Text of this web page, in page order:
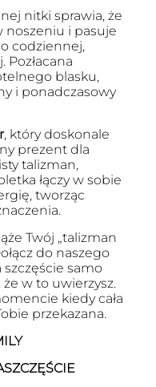
nitki sprawia, że
noszeniu i pasuje
codziennej,
Pozłacana
blasku,
i ponadczasowy
, który doskonale
prezent dla
talizman,
łączy w sobie
tworząc
Twój „talizman
do naszego
szczęście samo
w to uwierzysz.
kiedy cała
przekazana.